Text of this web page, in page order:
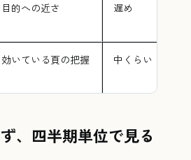
目的への近さ 遅め
効いている頁の把握 中くらい
、四半期単位で見る